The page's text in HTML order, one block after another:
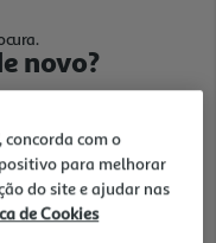
novo?
concorda com o
para melhorar
do site e ajudar nas
de Cookies